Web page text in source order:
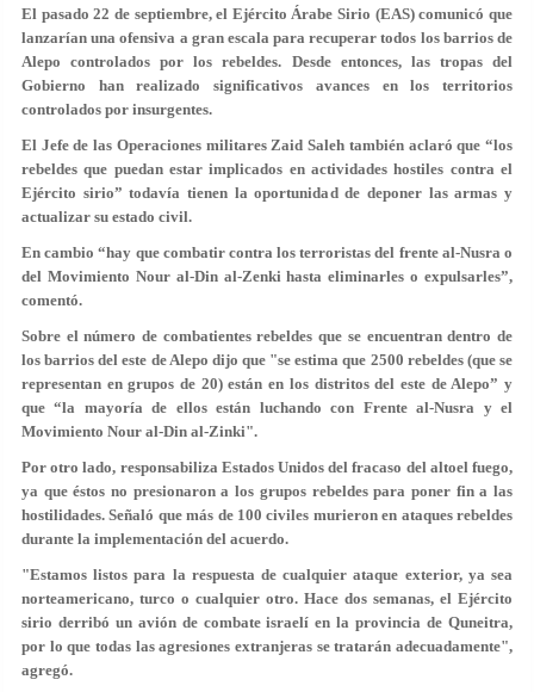
El pasado 22 de septiembre, el Ejército Árabe Sirio (EAS) comunicó que
lanzarían una ofensiva a gran escala para recuperar todos los barrios de
Alepo controlados por los rebeldes. Desde entonces, las tropas del
Gobierno han realizado significativos avances en los territorios
controlados por insurgentes.
El Jefe de las Operaciones militares Zaid Saleh también aclaró que “los
rebeldes que puedan estar implicados en actividades hostiles contra el
Ejército sirio” todavía tienen la oportunidad de deponer las armas y
actualizar su estado civil.
En cambio “hay que combatir contra los terroristas del frente al-Nusra o
del Movimiento Nour al-Din al-Zenki hasta eliminarles o expulsarles”,
comentó.
Sobre el número de combatientes rebeldes que se encuentran dentro de
los barrios del este de Alepo dijo que "se estima que 2500 rebeldes (que se
representan en grupos de 20) están en los distritos del este de Alepo” y
que “la mayoría de ellos están luchando con Frente al-Nusra y el
Movimiento Nour al-Din al-Zinki".
Por otro lado, responsabiliza Estados Unidos del fracaso del altoel fuego,
ya que éstos no presionaron a los grupos rebeldes para poner fin a las
hostilidades. Señaló que más de 100 civiles murieron en ataques rebeldes
durante la implementación del acuerdo.
"Estamos listos para la respuesta de cualquier ataque exterior, ya sea
norteamericano, turco o cualquier otro. Hace dos semanas, el Ejército
sirio derribó un avión de combate israelí en la provincia de Quneitra,
por lo que todas las agresiones extranjeras se tratarán adecuadamente",
agregó.